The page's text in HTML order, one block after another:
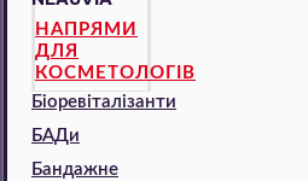
НАПРЯМИ
ДЛЯ
КОСМЕТОЛОГІВ
Біоревіталізанти
БАДи
Бандажне